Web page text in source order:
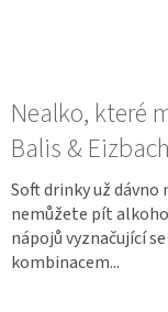
Nealko, které
Balis & Eizbach
Soft drinky už dávno
nemůžete pít
nápojů vyznačující
kombinacem...